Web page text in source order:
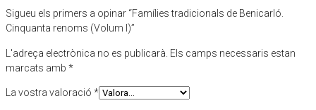
Sigueu els primers a opinar “Famílies tradicionals de Benicarló.
Cinquanta renoms (Volum I)”
L'adreça electrònica no es publicarà. Els camps necessaris estan
marcats amb *
La vostra valoració *